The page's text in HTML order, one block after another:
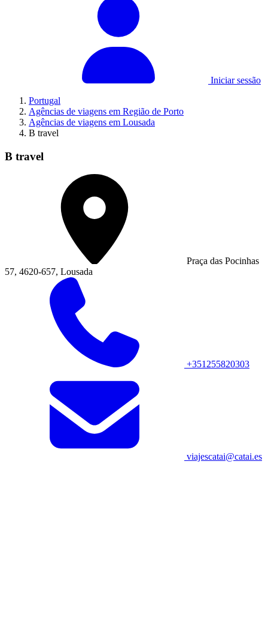
Iniciar sessão
Portugal
Agências de viagens em Região de Porto
Agências de viagens em Lousada
B travel
B travel
Praça das Pocinhas
57, 4620-657, Lousada
+351255820303
viajescatai@catai.es